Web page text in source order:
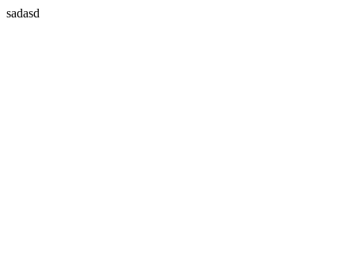
sadasd